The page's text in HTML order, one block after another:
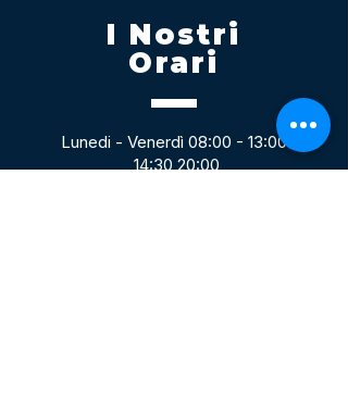
I Nostri
Orari
Lunedi - Venerdì 08:00 - 13:00
14:30 20:00